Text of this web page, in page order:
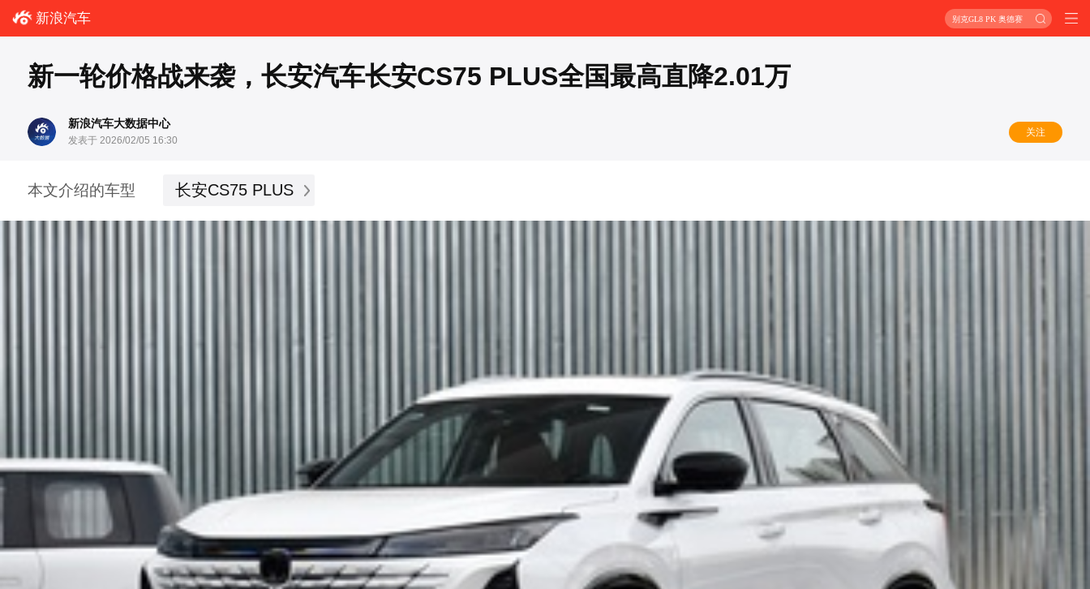
新浪汽车 别克GL8 PK 奥德赛
新一轮价格战来袭，长安汽车长安CS75 PLUS全国最高直降2.01万
新浪汽车大数据中心
发表于 2026/02/05 16:30
关注
本文介绍的车型 长安CS75 PLUS